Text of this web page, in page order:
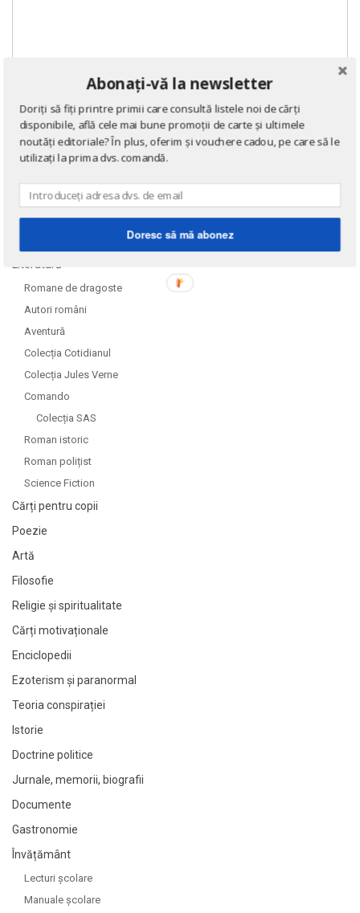
Literatură
Romane de dragoste
Autori români
Aventură
Colecția Cotidianul
Colecția Jules Verne
Comando
Colecția SAS
Roman istoric
Roman polițist
Science Fiction
Cărți pentru copii
Poezie
Artă
Filosofie
Religie și spiritualitate
Cărți motivaționale
Enciclopedii
Ezoterism și paranormal
Teoria conspirației
Istorie
Doctrine politice
Jurnale, memorii, biografii
Documente
Gastronomie
Învățământ
Lecturi şcolare
Manuale şcolare
Abonați-vă la newsletter
Doriți să fiți printre primii care consultă listele noi de cărți
disponibile, află cele mai bune promoții de carte și ultimele
noutăți editoriale? În plus, oferim și vouchere cadou, pe care să le
utilizați la prima dvs. comandă.
Doresc să mă abonez